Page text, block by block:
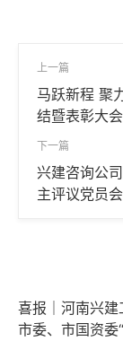
上一篇
马跃新程 聚
结暨表彰大
下一篇
兴建咨询公
主评议党员
喜报｜河南兴
市委、市国资委